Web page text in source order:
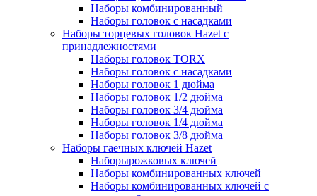
Наборы комбинированный
Наборы головок с насадками
Наборы торцевых головок Hazet с
принадлежностями
Наборы головок TORX
Наборы головок с насадками
Наборы головок 1 дюйма
Наборы головок 1/2 дюйма
Наборы головок 3/4 дюйма
Наборы головок 1/4 дюйма
Наборы головок 3/8 дюйма
Наборы гаечных ключей Hazet
Наборырожковых ключей
Наборы комбинированных ключей
Наборы комбинированных ключей с